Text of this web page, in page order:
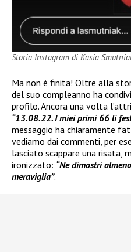
Storia Instagram di Kasia
Ma non è finita! Oltre alla
del suo compleanno ha
profilo. Ancora una volta
“13.08.22. I miei primi 66 li
messaggio ha chiaramente
vediamo dai commenti, per
lasciato scappare una risata,
ironizzato: “Ne dimostri
meraviglia”.